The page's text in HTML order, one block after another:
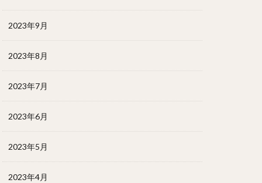
2023年9月
2023年8月
2023年7月
2023年6月
2023年5月
2023年4月